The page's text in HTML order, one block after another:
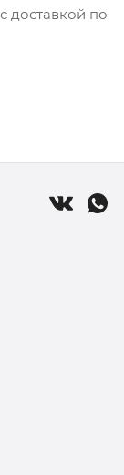
доставкой по